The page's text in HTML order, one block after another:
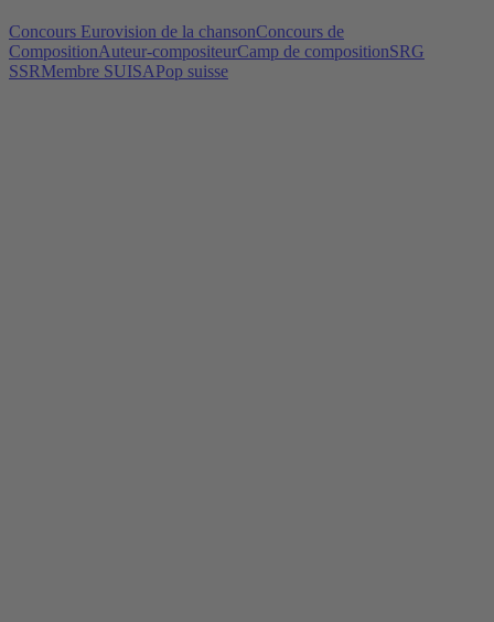
Concours Eurovision de la chansonConcours de
CompositionAuteur-compositeurCamp de compositionSRG
SSRMembre SUISAPop suisse